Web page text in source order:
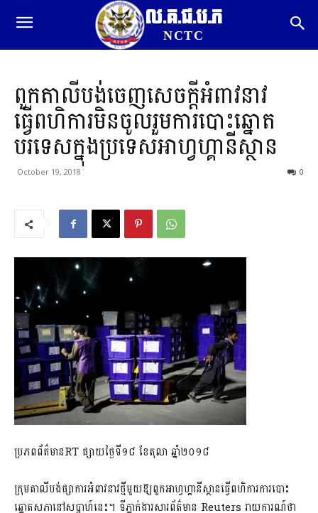
ល.គ.ជ.ប.ភ
NCTC
ពួកតាលីបង់ចេញសេចក្តីអំពាវនាវ
ធ្វើពហិការមិនចូលរួមការបោះឆ្នោត
បរទេសក្នុងប្រទេសអាហ្វហ្គានីស្ថាន
October 19, 2018 0
ប្រភពព័ត៌មានRT ផ្សាយថ្ងៃទី១៨ ខែតុលា ឆ្នាំ២០១៨
ក្រុមតាលីបង់ផ្សាការអំពាវនាវថ្មីមួយឱ្យពួកអាហ្វហ្គានីស្ថានធ្វើពហិការការបោះ
ឆ្នោតសភានៅសប្តាហ៍នេះ។ ទីភ្នាក់ងារសារព័ត៌មាន Reuters រាយការណ៍ថា